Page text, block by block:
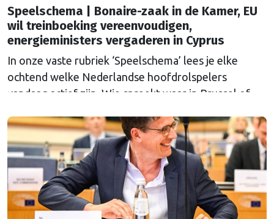
Speelschema | Bonaire-zaak in de Kamer, EU
wil treinboeking vereenvoudigen,
energieministers vergaderen in Cyprus
In onze vaste rubriek ‘Speelschema’ lees je elke
ochtend welke Nederlandse hoofdrolspelers
vandaag actief zijn. Wie spreekt waar in Brussel of
agenda?